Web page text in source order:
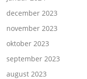
december 2023
november 2023
oktober 2023
september 2023
august 2023